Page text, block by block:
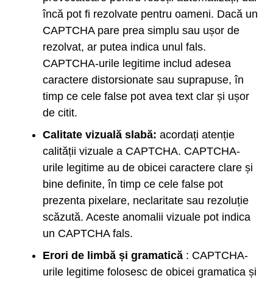
încă pot fi rezolvate pentru oameni. Dacă un
CAPTCHA pare prea simplu sau ușor de
rezolvat, ar putea indica unul fals.
CAPTCHA-urile legitime includ adesea
caractere distorsionate sau suprapuse, în
timp ce cele false pot avea text clar și ușor
de citit.
Calitate vizuală slabă: acordați atenție
calității vizuale a CAPTCHA. CAPTCHA-
urile legitime au de obicei caractere clare și
bine definite, în timp ce cele false pot
prezenta pixelare, neclaritate sau rezoluție
scăzută. Aceste anomalii vizuale pot indica
un CAPTCHA fals.
Erori de limbă și gramatică : CAPTCHA-
urile legitime folosesc de obicei gramatica și